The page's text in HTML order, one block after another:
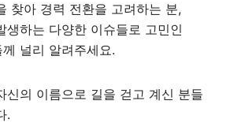
찾아 경력 전환을 고려하는 분,
생하는 다양한 이슈들로 고민인
널리 알려주세요.
신의 이름으로 길을 걷고 계신 분들
.